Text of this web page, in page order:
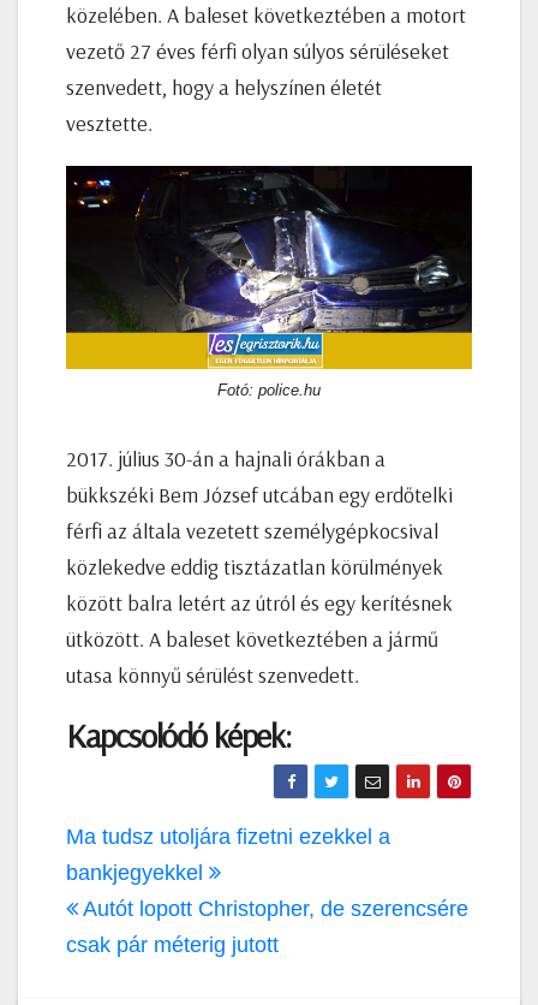
közelében. A baleset következtében a motort
vezető 27 éves férfi olyan súlyos sérüléseket
szenvedett, hogy a helyszínen életét
vesztette.
Fotó: police.hu
2017. július 30-án a hajnali órákban a
bükkszéki Bem József utcában egy erdőtelki
férfi az általa vezetett személygépkocsival
közlekedve eddig tisztázatlan körülmények
között balra letért az útról és egy kerítésnek
ütközött. A baleset következtében a jármű
utasa könnyű sérülést szenvedett.
Kapcsolódó képek:
Bejegyzés
navigáció
Ma tudsz utoljára fizetni ezekkel a
bankjegyekkel
Autót lopott Christopher, de szerencsére
csak pár méterig jutott